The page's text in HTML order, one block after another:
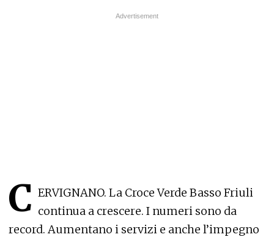
C ERVIGNANO. La Croce Verde Basso Friuli
continua a crescere. I numeri sono da
record. Aumentano i servizi e anche l’impegno